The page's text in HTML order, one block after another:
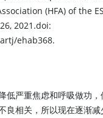
(HFA) of the
2021.doi:
ehab368.
低严重焦虑和呼吸做功，
良相关，所以现在逐渐